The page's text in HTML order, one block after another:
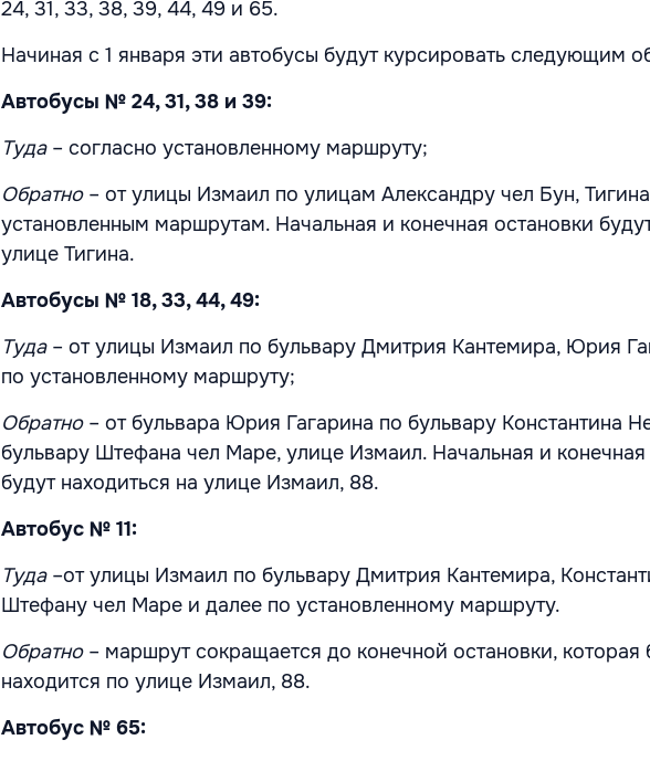
24, 31, 33, 38, 39, 44, 49 и 65.
Начиная с 1 января эти автобусы будут курсировать следующим
Автобусы № 24, 31, 38 и 39:
Туда – согласно установленному маршруту;
Обратно – от улицы Измаил по улицам Александру чел Бун,
установленным маршрутам. Начальная и конечная остановки
улице Тигина.
Автобусы № 18, 33, 44, 49:
Туда – от улицы Измаил по бульвару Дмитрия Кантемира, Юрия
по установленному маршруту;
Обратно – от бульвара Юрия Гагарина по бульвару Константина
бульвару Штефана чел Маре, улице Измаил. Начальная и конечная
будут находиться на улице Измаил, 88.
Автобус № 11:
Туда –от улицы Измаил по бульвару Дмитрия Кантемира,
Штефану чел Маре и далее по установленному маршруту.
Обратно – маршрут сокращается до конечной остановки, которая
находится по улице Измаил, 88.
Автобус № 65: